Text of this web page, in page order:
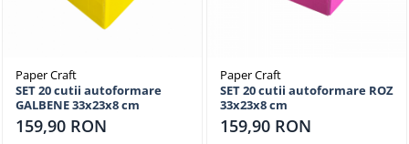
Paper Craft
SET 20 cutii autoformare
GALBENE 33x23x8 cm
159,90 RON
Paper Craft
SET 20 cutii autoformare ROZ
33x23x8 cm
159,90 RON